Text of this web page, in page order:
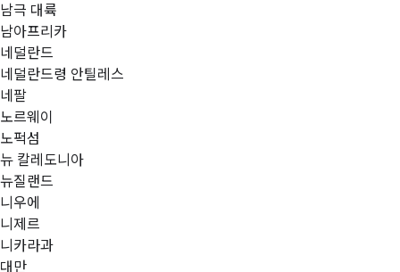
남극 대륙
남아프리카
네덜란드
네덜란드령 안틸레스
네팔
노르웨이
노퍽섬
뉴 칼레도니아
뉴질랜드
니우에
니제르
니카라과
대만